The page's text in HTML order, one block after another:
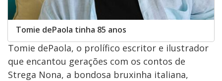
Tomie dePaola tinha 85 anos
Tomie dePaola, o prolífico escritor e ilustrador
que encantou gerações com os contos de
Strega Nona, a bondosa bruxinha italiana,